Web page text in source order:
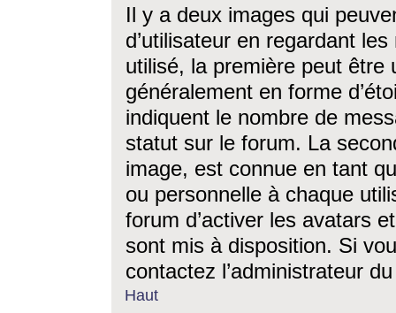
Il y a deux images qui
d’utilisateur en regardant
utilisé, la première peut être
généralement en forme
indiquent le nombre de
statut sur le forum. La
image, est connue en tant
ou personnelle à chaque
forum d’activer les avatars
sont mis à disposition. Si
contactez l’administrateur
Haut